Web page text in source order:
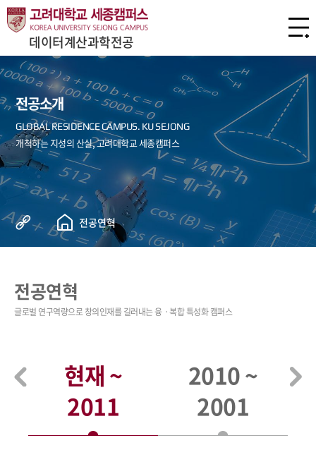
데이터계산과학전공
전공소개
전공연혁
전공연혁
현재 ~
2011
2010 ~
2001